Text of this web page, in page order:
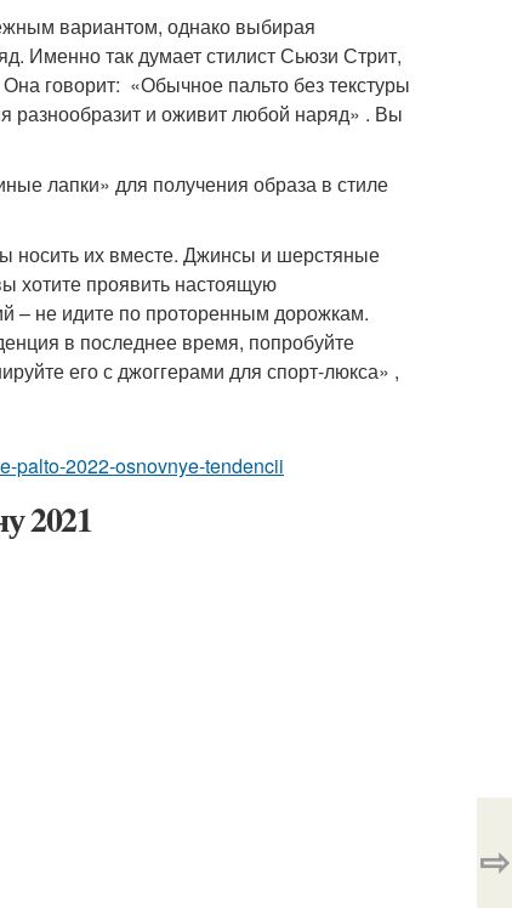
вариантом, однако выбирая
Именно так думает стилист Сьюзи Стрит,
говорит: «Обычное пальто без текстуры
разнообразит и оживит любой наряд» . Вы
лапки» для получения образа в стиле
носить их вместе. Джинсы и шерстяные
хотите проявить настоящую
– не идите по проторенным дорожкам.
в последнее время, попробуйте
его с джоггерами для спорт-люкса» ,
palto-2022-osnovnye-tendencii
2021
⇨